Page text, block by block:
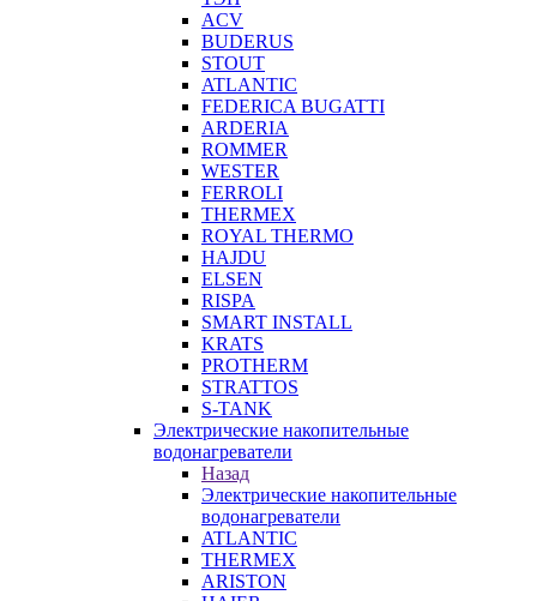
ACV
BUDERUS
STOUT
ATLANTIC
FEDERICA BUGATTI
ARDERIA
ROMMER
WESTER
FERROLI
THERMEX
ROYAL THERMO
HAJDU
ELSEN
RISPA
SMART INSTALL
KRATS
PROTHERM
STRATTOS
S-TANK
Электрические накопительные
водонагреватели
Назад
Электрические накопительные
водонагреватели
ATLANTIC
THERMEX
ARISTON